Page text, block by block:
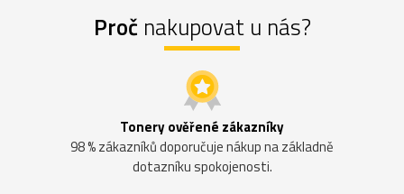
Proč nakupovat u nás?
Tonery ověřené zákazníky
98 % zákazníků doporučuje nákup na základně
dotazníku spokojenosti.